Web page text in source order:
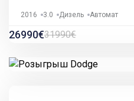
2016 3.0 Дизель Автомат
26990€31990€